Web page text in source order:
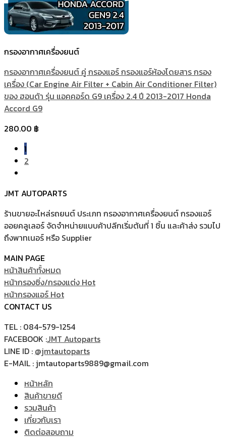
กรองอากาศเครื่องยนต์
กรองอากาศเครื่องยนต์ คู่ กรองแอร์ กรองแอร์ห้องโดยสาร กรอง
เครื่อง (Car Engine Air Filter + Cabin Air Conditioner Filter)
ของ ฮอนด้า รุ่น แอคคอร์ด G9 เครื่อง 2.4 ปี 2013-2017 Honda
Accord G9
280.00 ฿
1
2
JMT AUTOPARTS
ร้านขายอะไหล่รถยนต์ ประเภท กรองอากาศเครื่องยนต์ กรองแอร์
ออยคลูเลอร์ จัดจำหน่ายแบบค้าปลีกเริ่มต้นที่ 1 ชิ้น และค้าส่ง รวมไป
ถึงพาทเนอร์ หรือ Supplier
MAIN PAGE
หน้าสินค้าทั้งหมด
หน้ากรองซิ่ง/กรองแต่ง
หน้ากรองแอร์
CONTACT US
TEL : 084-579-1254
FACEBOOK :JMT Autoparts
LINE ID : @jmtautoparts
E-MAIL : jmtautoparts9889@gmail.com
หน้าหลัก
สินค้าขายดี
รวมสินค้า
เกี่ยวกับเรา
ติดต่อสอบถาม